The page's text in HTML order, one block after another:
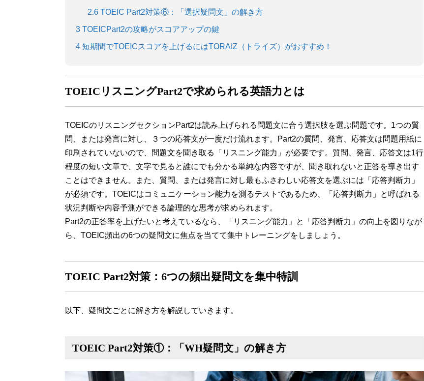
2.6 TOEIC Part2対策⑥：「選択疑問文」の解き方
3 TOEICPart2の攻略がスコアアップの鍵
4 短期間でTOEICスコアを上げるにはTORAIZ（トライズ）がおすすめ！
TOEICリスニングPart2で求められる英語力とは
TOEICのリスニングセクションPart2は読み上げられる問題文に合う選択肢を選ぶ問題です。1つの質
問、または発言に対し、３つの応答文が一度だけ流れます。Part2の質問、発言、応答文は問題用紙に
印刷されていないので、問題文を聞き取る「リスニング能力」が必要です。質問、発言、応答文は1行
程度の短い文章で、文字で見ると誰にでも分かる単純な内容ですが、聞き取れないと正答を導き出す
ことはできません。また、質問、または発言に対し最もふさわしい応答文を選ぶには「応答判断力」
が必須です。TOEICはコミュニケーション能力を測るテストであるため、「応答判断力」と呼ばれる
状況判断や内容予測ができる論理的な思考が求められます。
Part2の正答率を上げたいと考えているなら、「リスニング能力」と「応答判断力」の向上を図りなが
ら、TOEIC頻出の6つの疑問文に焦点を当てて集中トレーニングをしましょう。
TOEIC Part2対策：6つの頻出疑問文を集中特訓
以下、疑問文ごとに解き方を解説していきます。
TOEIC Part2対策①：「WH疑問文」の解き方